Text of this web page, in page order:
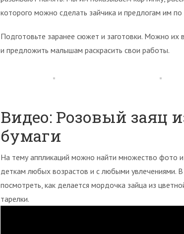
которого можно сделать зайчика и предлогам им по
Подготовьте заранее сюжет и заготовки. Можно их
и предложить малышам раскрасить свои работы.
Видео: Розовый заяц
бумаги
На тему аппликаций можно найти множество фото
деткам любых возрастов и с любыми увлечениями.
посмотреть, как делается мордочка зайца из
тарелки.